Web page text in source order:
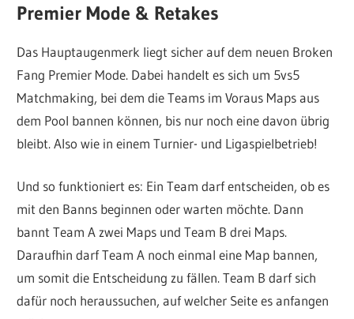
Premier Mode & Retakes
Das Hauptaugenmerk liegt sicher auf dem neuen Broken
Fang Premier Mode. Dabei handelt es sich um 5vs5
Matchmaking, bei dem die Teams im Voraus Maps aus
dem Pool bannen können, bis nur noch eine davon übrig
bleibt. Also wie in einem Turnier- und Ligaspielbetrieb!
Und so funktioniert es: Ein Team darf entscheiden, ob es
mit den Banns beginnen oder warten möchte. Dann
bannt Team A zwei Maps und Team B drei Maps.
Daraufhin darf Team A noch einmal eine Map bannen,
um somit die Entscheidung zu fällen. Team B darf sich
dafür noch heraussuchen, auf welcher Seite es anfangen